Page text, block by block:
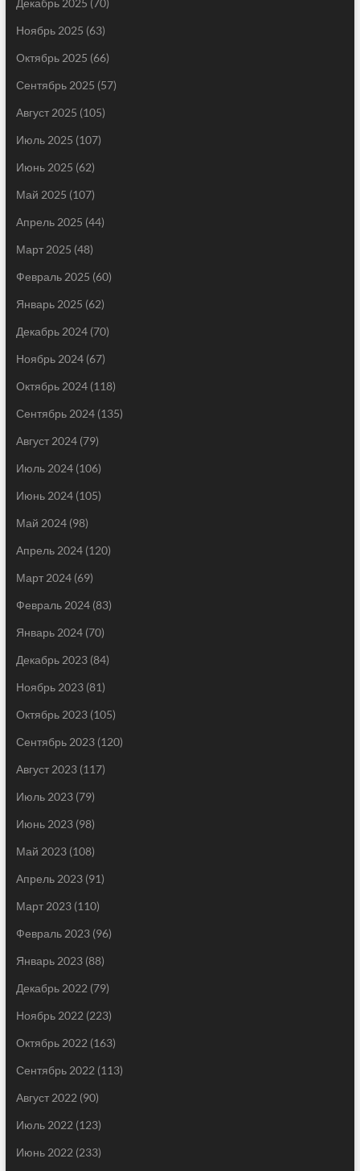
Ноябрь 2025 (63)
Октябрь 2025 (66)
Сентябрь 2025 (57)
Август 2025 (105)
Июль 2025 (107)
Июнь 2025 (62)
Май 2025 (107)
Апрель 2025 (44)
Март 2025 (48)
Февраль 2025 (60)
Январь 2025 (62)
Декабрь 2024(70)
Ноябрь 2024(67)
Октябрь 2024(118)
Сентябрь 2024(135)
Август 2024(79)
Июль 2024(106)
Июнь 2024(105)
Май 2024(98)
Апрель 2024(120)
Март 2024(69)
Февраль 2024(83)
Январь 2024(70)
Декабрь 2023(84)
Ноябрь 2023(81)
Октябрь 2023(105)
Сентябрь 2023(120)
Август 2023(117)
Июль 2023(79)
Июнь 2023(98)
Май 2023(108)
Апрель 2023(91)
Март 2023(110)
Февраль 2023(96)
Январь 2023(88)
Декабрь 2022 (79)
Ноябрь 2022 (223)
Октябрь 2022 (163)
Сентябрь 2022 (113)
Август 2022 (90)
Июль 2022 (123)
Июнь 2022 (233)